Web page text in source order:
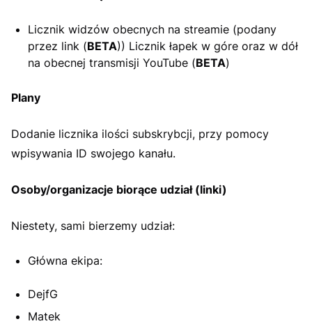
Licznik widzów obecnych na streamie (podany
przez link (BETA)) Licznik łapek w góre oraz w dół
na obecnej transmisji YouTube (BETA)
Plany
Dodanie licznika ilości subskrybcji, przy pomocy
wpisywania ID swojego kanału.
Osoby/organizacje biorące udział (linki)
Niestety, sami bierzemy udział:
Główna ekipa:
DejfG
Matek